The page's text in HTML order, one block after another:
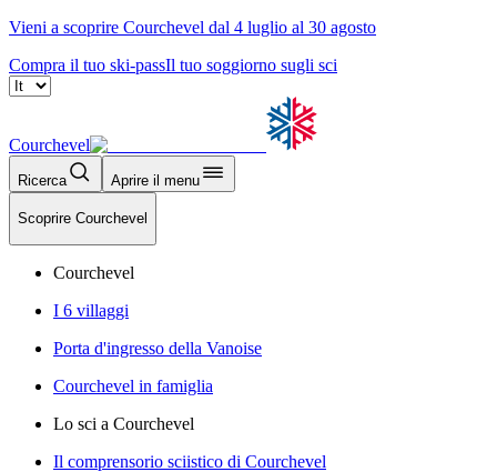
Vieni a scoprire Courchevel dal 4 luglio al 30 agosto
Compra il tuo ski-passIl tuo soggiorno sugli sci
Courchevel
Ricerca Aprire il menu
Scoprire Courchevel
Courchevel
I 6 villaggi
Porta d'ingresso della Vanoise
Courchevel in famiglia
Lo sci a Courchevel
Il comprensorio sciistico di Courchevel